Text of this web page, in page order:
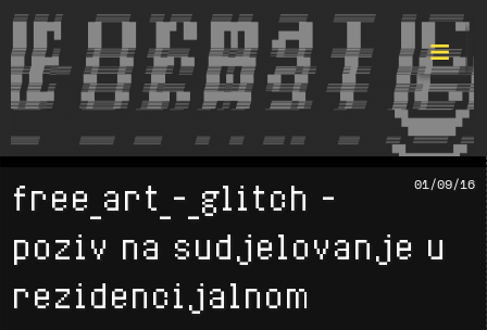
Format ©
01/09/16
free_art_-_glitch –
poziv na sudjelovanje u
rezidencijalnom